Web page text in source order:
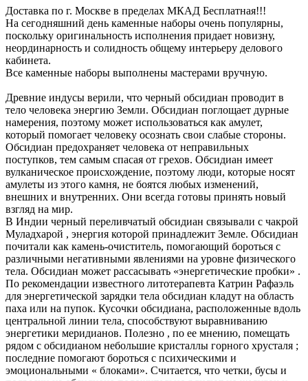
Доставка по г. Москве в пределах МКАД Бесплатная!!!
На сегодняшний день каменные наборы очень популярны,
поскольку оригинальность исполнения придает новизну,
неординарность и солидность общему интерьеру делового
кабинета.
Все каменные наборы выполнены мастерами вручную.
Древние индусы верили, что черный обсидиан проводит в
тело человека энергию Земли. Обсидиан поглощает дурные
намерения, поэтому может использоваться как амулет,
который помогает человеку осознать свои слабые стороны.
Обсидиан предохраняет человека от неправильных
поступков, тем самым спасая от грехов. Обсидиан имеет
вулканическое происхождение, поэтому люди, которые носят
амулеты из этого камня, не боятся любых изменений,
внешних и внутренних. Они всегда готовы принять новый
взгляд на мир.
В Индии черный переливчатый обсидиан связывали с чакрой
Муладхарой , энергия которой принадлежит Земле. Обсидиан
почитали как камень-очиститель, помогающий бороться с
различными негативными явлениями на уровне физического
тела. Обсидиан может рассасывать «энергетические пробки» .
По рекомендации известного литотерапевта Катрин Рафаэль
для энергетической зарядки тела обсидиан кладут на область
паха или на пупок. Кусочки обсидиана, расположенные вдоль
центральной линии тела, способствуют выравниванию
энергетики меридианов. Полезно , по ее мнению, помещать
рядом с обсидианом небольшие кристаллы горного хрусталя ;
последние помогают бороться с психическими и
эмоциональными « блоками». Считается, что четки, бусы и